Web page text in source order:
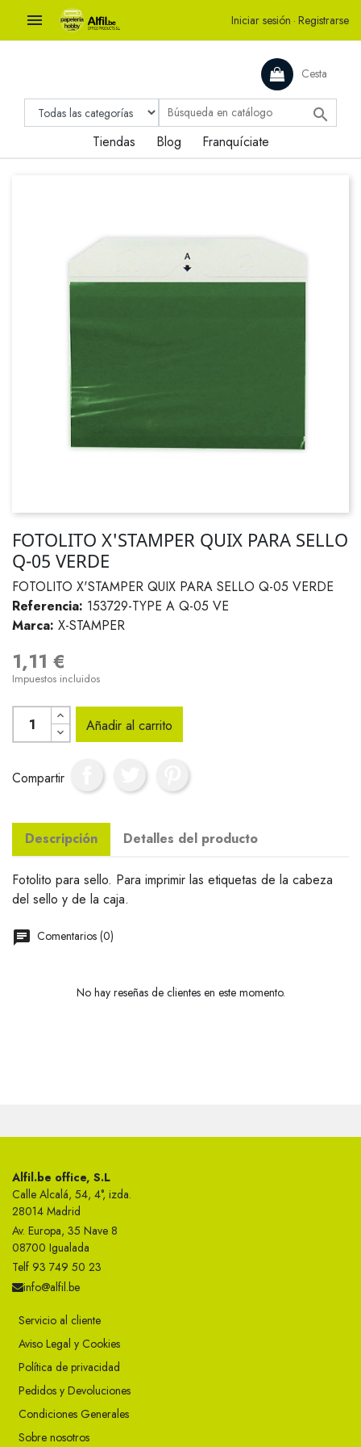
 Iniciar sesión · Registrarse
Cesta

Tiendas Blog Franquíciate
FOTOLITO X'STAMPER QUIX PARA SELLO
Q-05 VERDE
FOTOLITO X'STAMPER QUIX PARA SELLO Q-05 VERDE
Referencia: 153729-TYPE A Q-05 VE
Marca: X-STAMPER
1,11 €
Impuestos incluidos
Añadir al carrito
Compartir
Descripción Detalles del producto
Fotolito para sello. Para imprimir las etiquetas de la cabeza
del sello y de la caja.
Comentarios (0)
No hay reseñas de clientes en este momento.
Alfil.be office, S.L
Calle Alcalá, 54, 4°, izda.
28014 Madrid
Av. Europa, 35 Nave 8
08700 Igualada
Telf 93 749 50 23
info@alfil.be
Servicio al cliente
Aviso Legal y Cookies
Política de privacidad
Pedidos y Devoluciones
Condiciones Generales
Sobre nosotros